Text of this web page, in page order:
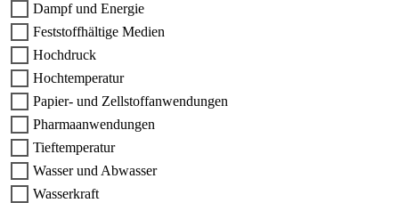
Dampf und Energie
Feststoffhältige Medien
Hochdruck
Hochtemperatur
Papier- und Zellstoffanwendungen
Pharmaanwendungen
Tieftemperatur
Wasser und Abwasser
Wasserkraft